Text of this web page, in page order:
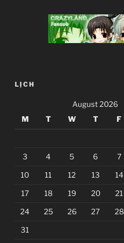
LỊCH
August 2026
M
T W T F
3 4 5 6 7
10 11 12 13 14
17 18 19 20 21
24 25 26 27 28
31